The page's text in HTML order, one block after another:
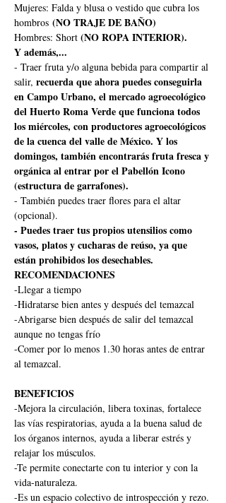
Mujeres: Falda y blusa o vestido que cubra los
hombros (NO TRAJE DE BAÑO)
Hombres: Short (NO ROPA INTERIOR).
Y además,...
- Traer fruta y/o alguna bebida para compartir al
salir, recuerda que ahora puedes conseguirla
en Campo Urbano, el mercado agroecológico
del Huerto Roma Verde que funciona todos
los miércoles, con productores agroecológicos
de la cuenca del valle de México. Y los
domingos, también encontrarás fruta fresca y
orgánica al entrar por el Pabellón Icono
(estructura de garrafones).
- También puedes traer flores para el altar
(opcional).
- Puedes traer tus propios utensilios como
vasos, platos y cucharas de reúso, ya que
están prohibidos los desechables.
RECOMENDACIONES
-Llegar a tiempo
-Hidratarse bien antes y después del temazcal
-Abrigarse bien después de salir del temazcal
aunque no tengas frío
-Comer por lo menos 1.30 horas antes de entrar
al temazcal.
BENEFICIOS
-Mejora la circulación, libera toxinas, fortalece
las vías respiratorias, ayuda a la buena salud de
los órganos internos, ayuda a liberar estrés y
relajar los músculos.
-Te permite conectarte con tu interior y con la
vida-naturaleza.
-Es un espacio colectivo de introspección y rezo.